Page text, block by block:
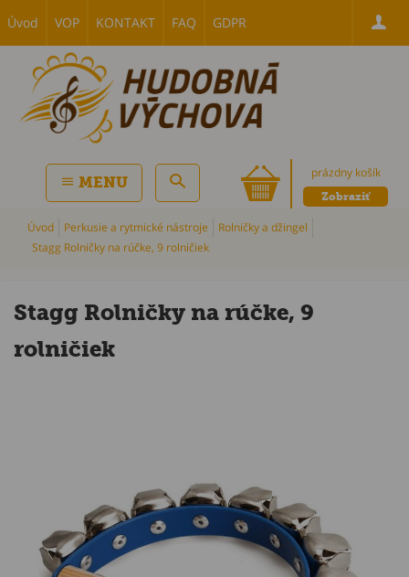
Úvod VOP KONTAKT FAQ GDPR
prázdny košík
Zobraziť
MENU
Úvod Perkusie a rytmické nástroje
Rolničky a džingel
Stagg Rolničky na rúčke, 9 rolničiek
Stagg Rolničky na rúčke, 9
rolničiek